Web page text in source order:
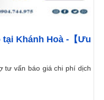
Khánh Hoà -【Ưu
tư vấn báo giá chi phí dịch